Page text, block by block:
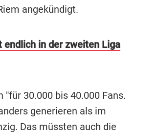
angekündigt.
endlich in der zweiten Liga
30.000 bis 40.000 Fans.
generieren als im
Das müssten auch die